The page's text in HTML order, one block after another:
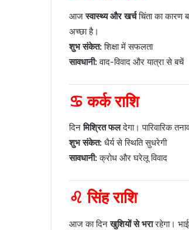
आजस्वास्थ्य और खर्चचिंता का कारण
अच्छा है।
शुभ संकेत:शिक्षा में सफलता
सावधानी:वाद-विवाद और यात्रा से बचें
♋ कर्क राशि
दिनमिश्रित फलदेगा। पारिवारिक
शुभ संकेत: धैर्य से स्थिति सुधरेगी
सावधानी:क्रोध और घरेलू विवाद
♌ सिंह राशि
आज का दिनखुशियों से भरारहेगा।